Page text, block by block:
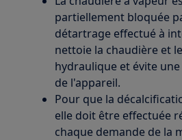
partiellement bloquée
détartrage effectué à
nettoie la chaudière et
hydraulique et évite
de l'appareil.
Pour que la
elle doit être effectuée
chaque demande de la